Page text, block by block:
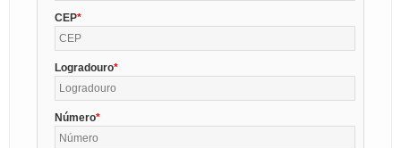
CEP
Logradouro
Número